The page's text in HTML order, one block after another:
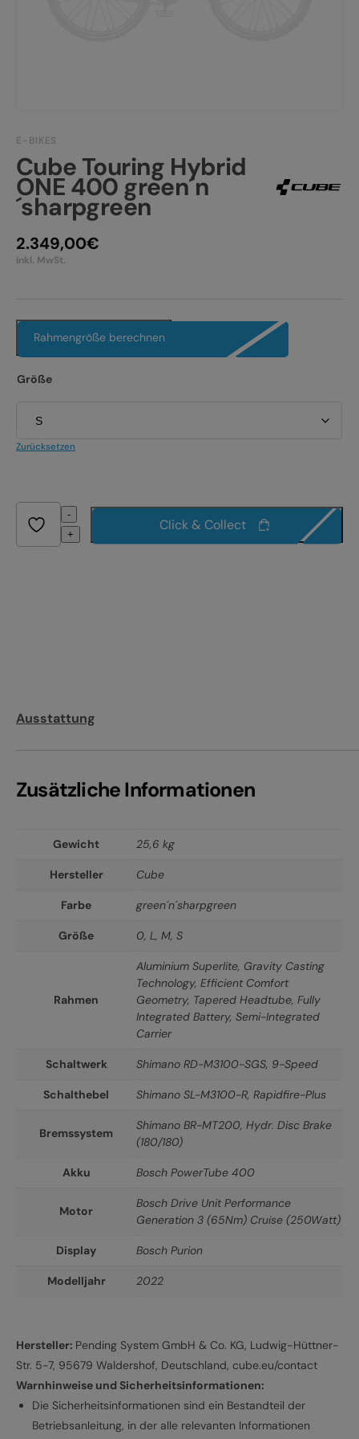
E-BIKE TOUR
E-BIKES
Cube Touring Hybrid
ONE 400 green´n
´sharpgreen
2.349,00€
inkl. MwSt.
Rahmengröße berechnen
Größe
Zurücksetzen
-
+
Click & Collect
Ausstattung
Zusätzliche Informationen
Gewicht 25,6 kg
Hersteller Cube
Farbe green´n´sharpgreen
Größe 0, L, M, S
Rahmen
Aluminium Superlite, Gravity Casting
Technology, Efficient Comfort
Geometry, Tapered Headtube, Fully
Integrated Battery, Semi-Integrated
Carrier
Schaltwerk Shimano RD-M3100-SGS, 9-Speed
Schalthebel Shimano SL-M3100-R, Rapidfire-Plus
Bremssystem
Shimano BR-MT200, Hydr. Disc Brake
(180/180)
Akku Bosch PowerTube 400
Motor
Bosch Drive Unit Performance
Generation 3 (65Nm) Cruise (250Watt)
Display Bosch Purion
Modelljahr 2022
Hersteller: Pending System GmbH & Co. KG, Ludwig-Hüttner-
Str. 5-7, 95679 Waldershof, Deutschland, cube.eu/contact
Warnhinweise und Sicherheitsinformationen:
Die Sicherheitsinformationen sind ein Bestandteil der
Betriebsanleitung, in der alle relevanten Informationen